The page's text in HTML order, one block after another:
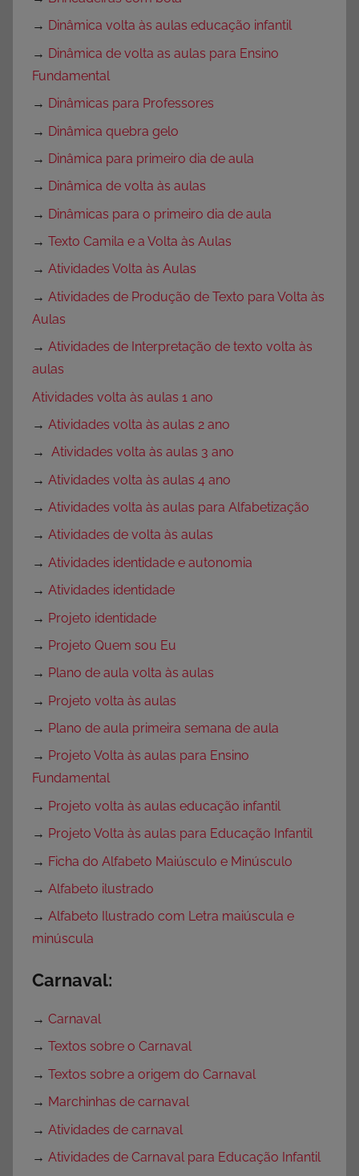
→ Dinâmica volta às aulas educação infantil
→ Dinâmica de volta as aulas para Ensino
Fundamental
→ Dinâmicas para Professores
→ Dinâmica quebra gelo
→ Dinâmica para primeiro dia de aula
→ Dinâmica de volta às aulas
→ Dinâmicas para o primeiro dia de aula
→ Texto Camila e a Volta às Aulas
→ Atividades Volta às Aulas
→ Atividades de Produção de Texto para Volta às
Aulas
→ Atividades de Interpretação de texto volta às
aulas
Atividades volta às aulas 1 ano
→ Atividades volta às aulas 2 ano
→ Atividades volta às aulas 3 ano
→ Atividades volta às aulas 4 ano
→ Atividades volta às aulas para Alfabetização
→ Atividades de volta às aulas
→ Atividades identidade e autonomia
→ Atividades identidade
→ Projeto identidade
→ Projeto Quem sou Eu
→ Plano de aula volta às aulas
→ Projeto volta às aulas
→ Plano de aula primeira semana de aula
→ Projeto Volta às aulas para Ensino
Fundamental
→ Projeto volta às aulas educação infantil
→ Projeto Volta às aulas para Educação Infantil
→ Ficha do Alfabeto Maiúsculo e Minúsculo
→ Alfabeto ilustrado
→ Alfabeto Ilustrado com Letra maiúscula e
minúscula
Carnaval:
→ Carnaval
→ Textos sobre o Carnaval
→ Textos sobre a origem do Carnaval
→ Marchinhas de carnaval
→ Atividades de carnaval
→ Atividades de Carnaval para Educação Infantil